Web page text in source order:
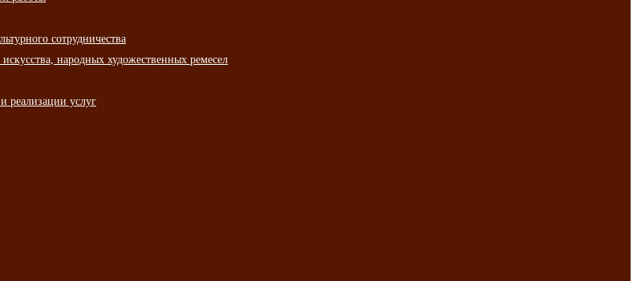
сотрудничества
народных художественных ремесел
реализации услуг